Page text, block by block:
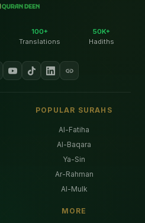
100+
Translations
50K+
Hadiths
POPULAR SURAHS
Al-Fatiha
Al-Baqara
Ya-Sin
Ar-Rahman
Al-Mulk
MORE